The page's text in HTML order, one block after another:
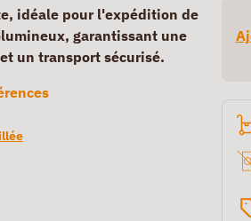
idéale pour l'expédition de
garantissant une
un transport sécurisé.